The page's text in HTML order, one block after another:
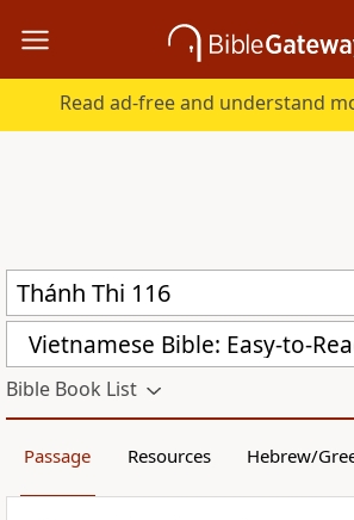
Read ad-free and understand
Bible Book List
Passage Resources Hebrew/